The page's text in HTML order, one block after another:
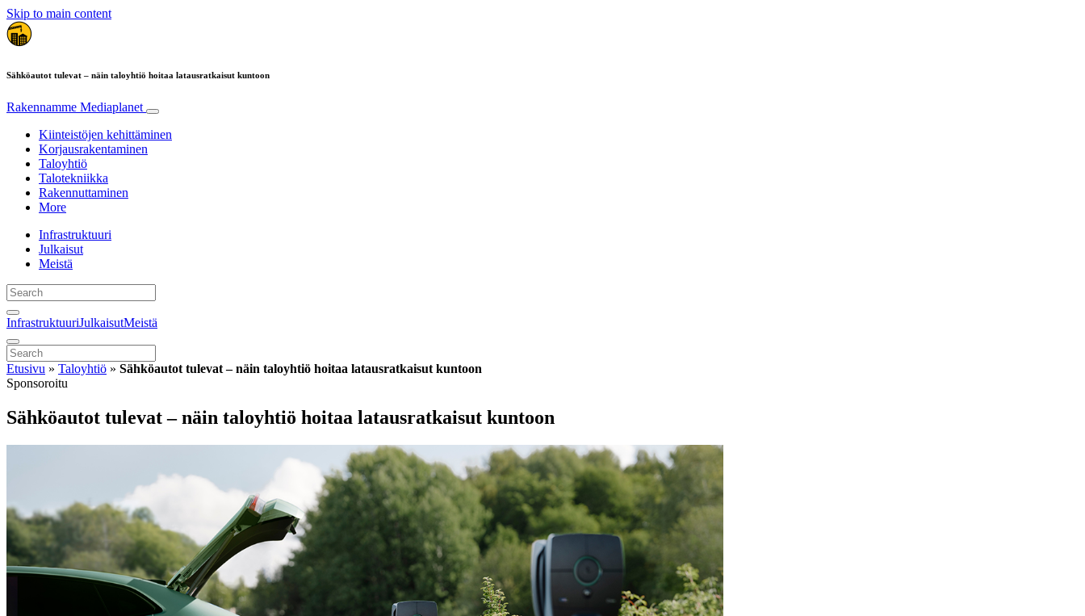
Skip to main content
Sähköautot tulevat – näin taloyhtiö hoitaa latausratkaisut kuntoon
Rakennamme Mediaplanet
Kiinteistöjen kehittäminen
Korjausrakentaminen
Taloyhtiö
Talotekniikka
Rakennuttaminen
More
Infrastruktuuri
Julkaisut
Meistä
InfrastruktuuriJulkaisutMeistä
Etusivu » Taloyhtiö » Sähköautot tulevat – näin taloyhtiö hoitaa latausratkaisut kuntoon
Sponsoroitu
Sähköautot tulevat – näin taloyhtiö hoitaa latausratkaisut kuntoon